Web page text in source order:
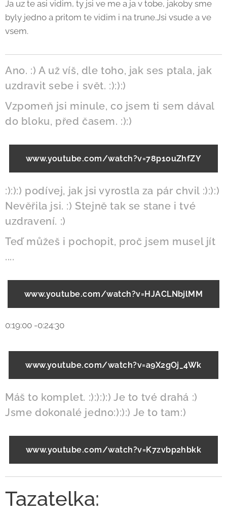
Ja uz te asi vidim, ty jsi ve me a ja v tobe, jakoby sme
byly jedno a pritom te vidim i na trune.Jsi vsude a ve
vsem.
Ano. :) A už víš, dle toho, jak ses ptala, jak
uzdravit sebe i svět. :):):)
Vzpomeň jsi minule, co jsem ti sem dával
do bloku, před časem. :):)
www.youtube.com/watch?v=78p1ouZhfZY
:):):) podívej, jak jsi vyrostla za pár chvil :):):)
Nevěřila jsi. :) Stejně tak se stane i tvé
uzdravení. :)
Teď můžeš i pochopit, proč jsem musel jít
....
www.youtube.com/watch?v=HJACLNbjlMM
0:19:00 -0:24:30
www.youtube.com/watch?v=a9X2gOj_4Wk
Máš to komplet. :):):):) Je to tvé drahá :)
Jsme dokonalé jedno:):):) Je to tam:)
www.youtube.com/watch?v=K7zvbp2hbkk
Tazatelka: